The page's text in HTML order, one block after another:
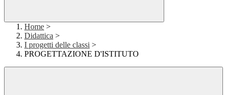
Home >
Didattica >
I progetti delle classi >
PROGETTAZIONE D'ISTITUTO